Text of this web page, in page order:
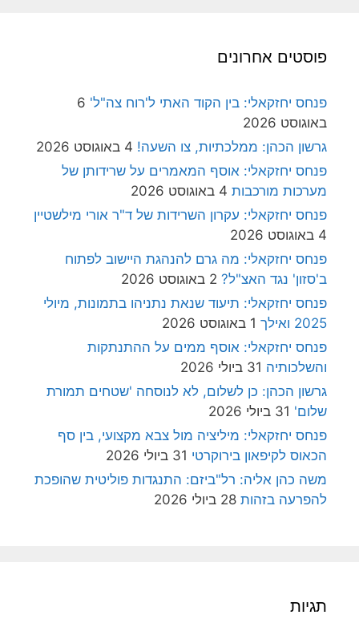
פוסטים אחרונים
פנחס יחזקאלי: בין הקוד האתי ל'רוח צה"ל' 6
באוגוסט 2026
גרשון הכהן: ממלכתיות, צו השעה! 4 באוגוסט 2026
פנחס יחזקאלי: אוסף המאמרים על שרידותן של
מערכות מורכבות 4 באוגוסט 2026
פנחס יחזקאלי: עקרון השרידות של ד"ר אורי מילשטיין
4 באוגוסט 2026
פנחס יחזקאלי: מה גרם להנהגת היישוב לפתוח
ב'סזון' נגד האצ"ל? 2 באוגוסט 2026
פנחס יחזקאלי: תיעוד שנאת נתניהו בתמונות, מיולי
2025 ואילך
1 באוגוסט 2026
פנחס יחזקאלי: אוסף ממים על ההתנתקות
והשלכותיה 31 ביולי 2026
גרשון הכהן: כן לשלום, לא לנוסחה 'שטחים תמורת
שלום' 31 ביולי 2026
פנחס יחזקאלי: מיליציה מול צבא מקצועי, בין סף
הכאוס לקיפאון בירוקרטי 31 ביולי 2026
משה כהן אליה: רל"ביזם: התנגדות פוליטית שהופכת
להפרעה בזהות 28 ביולי 2026
תגיות